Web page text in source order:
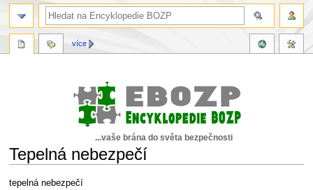
...vaše brána do světa bezpečnosti
Tepelná nebezpečí
Skočit
Skočit
tepelná nebezpečí
více